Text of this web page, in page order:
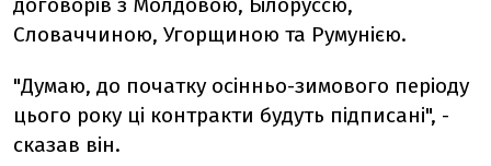
Словаччиною, Угорщиною та Румунією.
"Думаю, до початку осінньо-зимового періоду
цього року ці контракти будуть підписані", -
сказав він.